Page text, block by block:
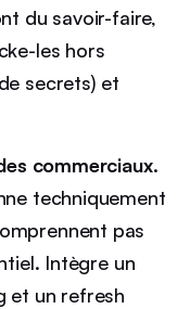
du savoir-faire,
les hors
secrets) et
commerciaux.
techniquement
pas
Intègre un
et un refresh